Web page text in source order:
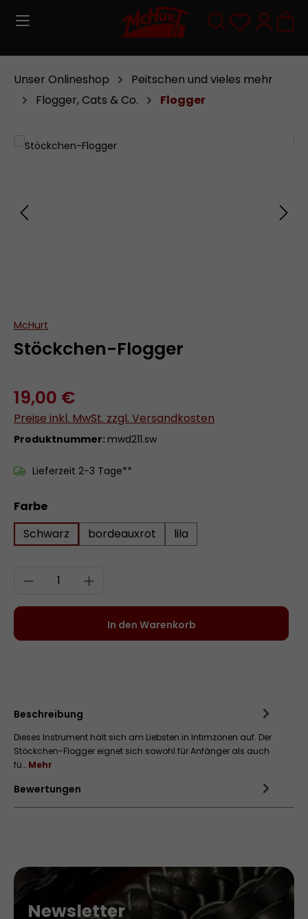
Zum Hauptinhalt springen Du hast
Unser Onlineshop
Peitschen und vieles mehr
Flogger, Cats & Co.
Flogger
Bildergalerie überspringen
Stöckchen-Flogger
McHurt
19,00 €
Preise inkl. MwSt. zzgl. Versandkosten
Produktnummer: mwd211.sw
Lieferzeit 2-3 Tage**
Farbeauswählen
Schwarz
bordeauxrot lila
Produkt Anzahl: Gib den
In den Warenkorb
Beschreibung
Dieses Instrument hält sich am Liebsten in Intimzonen auf. Der
Stöckchen-Flogger eignet sich sowohl für Anfänger als auch
fü… Mehr
Bewertungen
Newsletter